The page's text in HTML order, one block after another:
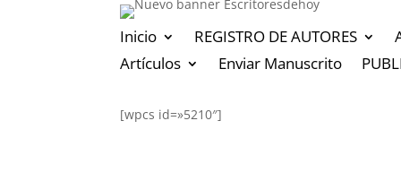
Inicio REGISTRO DE AUTORES
Artículos
Enviar Manuscrito
[wpcs id=»5210″]